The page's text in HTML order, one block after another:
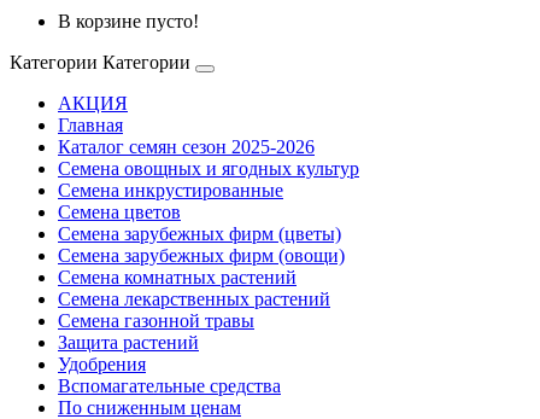
В корзине пусто!
Категории Категории
АКЦИЯ
Главная
Каталог семян сезон 2025-2026
Семена овощных и ягодных культур
Семена инкрустированные
Семена цветов
Семена зарубежных фирм (цветы)
Семена зарубежных фирм (овощи)
Семена комнатных растений
Семена лекарственных растений
Семена газонной травы
Защита растений
Удобрения
Вспомагательные средства
По сниженным ценам